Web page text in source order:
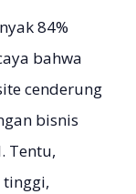
84%
bahwa
cenderung
bisnis
Tentu,
tinggi,